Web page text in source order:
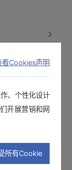
探针法
看Cookies声明
、个性化设计
开展营销和网
所有Cookie